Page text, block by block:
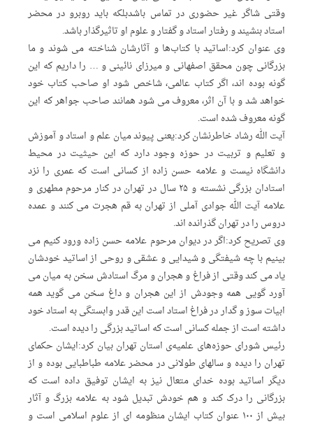
وقتی شاگر غیر حضوری در تماس باشدبلکه باید روبرو در محضر
استاد بنشیند و رفتار استاد و گفتار و علوم او تاثیرگذار باشد.
وی عنوان کرد:اساتید با کتاب‌ها و آثارشان شناخته می شوند و ما
بزرگانی چون محقق اصفهانی و میرزای نائینی و … را داریم که این
گونه بوده اند، اگر کتاب عالمی، شاخص شود او صاحب کتاب خود
خواهد شد و با آن اثر، معروف می شود همانند صاحب جواهر که این
گونه معروف شده است.
آیت الله رشاد خاطرنشان کرد:یعنی پیوند میان علم و استاد و آموزش
و تعلیم و تربیت در حوزه وجود دارد که این حیثیت در محیط
دانشگاه نیست و علامه حسن زاده از کسانی است که عمری را نزد
استادان بزرگی نشسته و ۲۵ سال در تهران در کنار مرحوم مطهری و
علامه آیت الله جوادی آملی از تهران به قم هجرت می کنند و عمده
دروس را در تهران گذرانده اند.
وی تصریح کرد:اگر در دیوان مرحوم علامه حسن زاده ورود کنیم می
بینیم با چه شیفتگی و شیدایی و عشقی و روحی از اساتید خودشان
یاد می کند وقتی از فراغ و هجران و مرگ استادش سخن به میان می
آورد گویی همه وجودش از این هجران و داغ سخن می گوید همه
ابیات سوز و گدار در فراغ استاد است این قدر وابستگی به استاد خود
داشته است از جمله کسانی است که اساتید بزرگی را دیده است.
رئیس شورای حوزه‌های علمیه‌ی استان تهران بیان کرد:ایشان حکمای
تهران را دیده و سالهای طولانی در محضر علامه طباطبایی بوده و از
دیگر اساتید بوده خدای متعال نیز به ایشان توفیق داده است که
بزرگانی را درک کند و هم خودش تبدیل شود به علامه بزرگ و آثار
بیش از ۱۰۰ عنوان کتاب ایشان منظومه ای از علوم اسلامی است و